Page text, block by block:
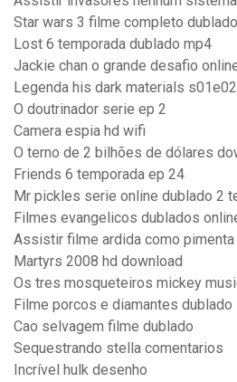
Star wars 3 filme completo
Lost 6 temporada dublado mp4
Jackie chan o grande desafio
Legenda his dark materials s01e02
O doutrinador serie ep 2
Camera espia hd wifi
O terno de 2 bilhões de dólares
Friends 6 temporada ep 24
Mr pickles serie online dublado 2
Filmes evangelicos dublados
Assistir filme ardida como
Martyrs 2008 hd download
Os tres mosqueteiros mickey
Filme porcos e diamantes dublado
Cao selvagem filme dublado
Sequestrando stella comentarios
Incrível hulk desenho